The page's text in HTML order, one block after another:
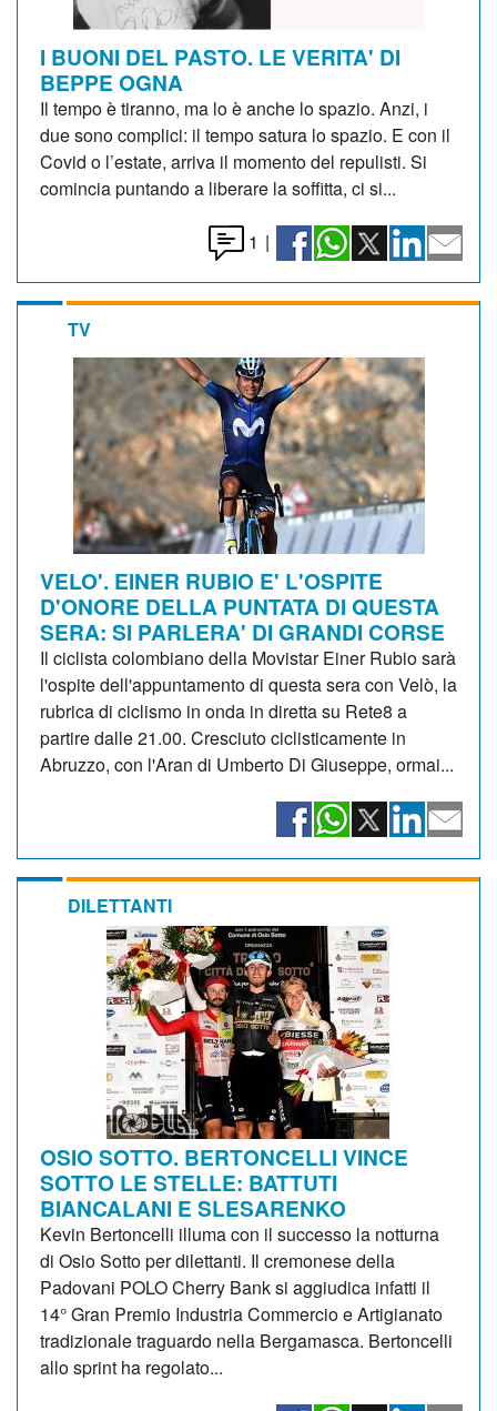
I BUONI DEL PASTO. LE VERITA' DI
BEPPE OGNA
Il tempo è tiranno, ma lo è anche lo spazio. Anzi, i
due sono complici: il tempo satura lo spazio. E con il
Covid o l’estate, arriva il momento del repulisti. Si
comincia puntando a liberare la soffitta, ci si...
1 |
TV
VELO'. EINER RUBIO E' L'OSPITE
D'ONORE DELLA PUNTATA DI QUESTA
SERA: SI PARLERA' DI GRANDI CORSE
Il ciclista colombiano della Movistar Einer Rubio sarà
l'ospite dell'appuntamento di questa sera con Velò, la
rubrica di ciclismo in onda in diretta su Rete8 a
partire dalle 21.00. Cresciuto ciclisticamente in
Abruzzo, con l'Aran di Umberto Di Giuseppe, ormai...
DILETTANTI
OSIO SOTTO. BERTONCELLI VINCE
SOTTO LE STELLE: BATTUTI
BIANCALANI E SLESARENKO
Kevin Bertoncelli illuma con il successo la notturna
di Osio Sotto per dilettanti. Il cremonese della
Padovani POLO Cherry Bank si aggiudica infatti il
14° Gran Premio Industria Commercio e Artigianato
tradizionale traguardo nella Bergamasca. Bertoncelli
allo sprint ha regolato...